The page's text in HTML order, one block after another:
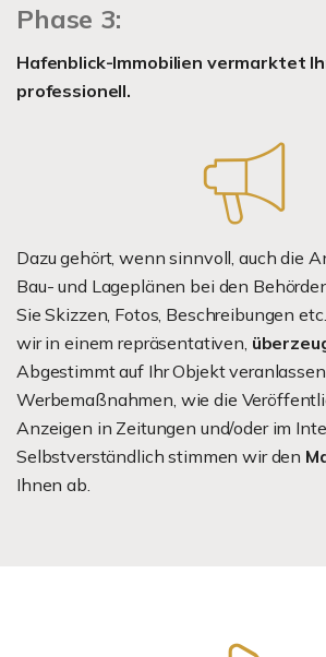
Phase 3:
Hafenblick-Immobilien vermarktet
professionell.
Dazu gehört, wenn sinnvoll, auch die
Bau- und Lageplänen bei den
Sie Skizzen, Fotos, Beschreibungen
wir in einem repräsentativen,
Abgestimmt auf Ihr Objekt
Werbemaßnahmen, wie die
Anzeigen in Zeitungen und/oder im
Selbstverständlich stimmen wir den
Ihnen ab.